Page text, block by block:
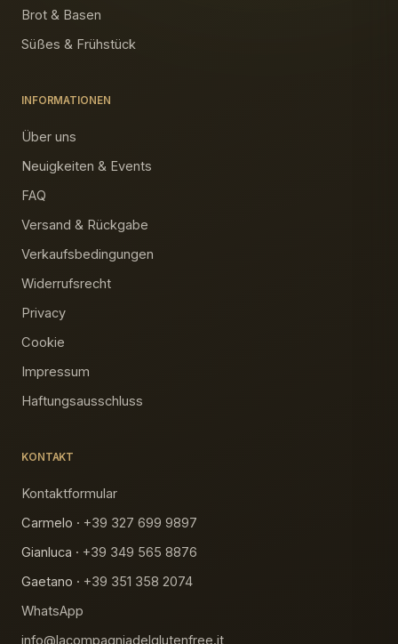
Brot & Basen
Süßes & Frühstück
INFORMATIONEN
Über uns
Neuigkeiten & Events
FAQ
Versand & Rückgabe
Verkaufsbedingungen
Widerrufsrecht
Privacy
Cookie
Impressum
Haftungsausschluss
KONTAKT
Kontaktformular
Carmelo · +39 327 699 9897
Gianluca · +39 349 565 8876
Gaetano · +39 351 358 2074
WhatsApp